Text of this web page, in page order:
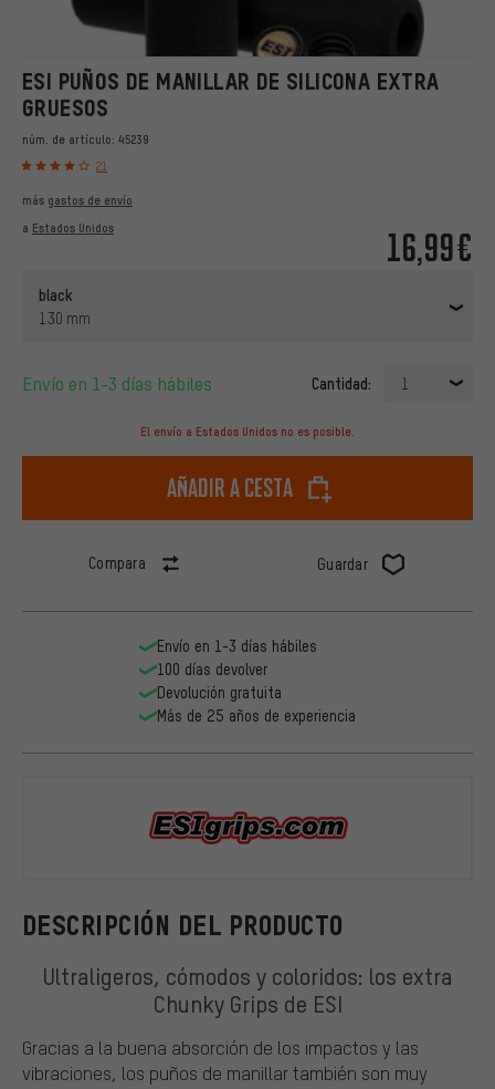
ESI PUÑOS DE MANILLAR DE SILICONA EXTRA
GRUESOS
núm. de artículo: 45239
21
16,99€
más gastos de envío
a Estados Unidos
black
130 mm
Envío en 1-3 días hábiles Cantidad: 1
El envío a Estados Unidos no es posible.
Añadir a cesta
Compara Guardar
DESCRIPCIÓN DEL PRODUCTO
Ultraligeros, cómodos y coloridos: los extra
Chunky Grips de ESI
Gracias a la buena absorción de los impactos y las
vibraciones, los puños de manillar también son muy
Envío en 1-3 días hábiles
100 días devolver
Devolución gratuita
Más de 25 años de experiencia
ESI